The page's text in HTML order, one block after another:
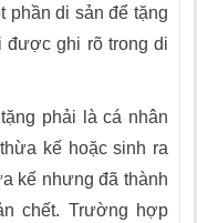
phần di sản để tặng
được ghi rõ trong di
phải là cá nhân
kế hoặc sinh ra
kế nhưng đã thành
chết. Trường hợp